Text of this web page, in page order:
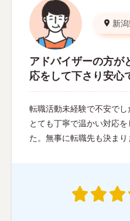
新
アドバイザーの方が
応をして下さり安心
転職活動未経験で不安で
とても丁寧で温かい対応
た。無事に転職先も決まり